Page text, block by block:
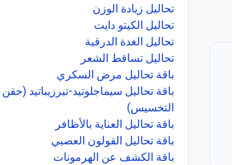
تحاليل زيادة الوزن
تحاليل الكيتو دايت
تحاليل الغدة الدرقية
تحاليل تساقط الشعر
باقة تحاليل مرض السكري
باقة تحاليل سيماجلوتيد-تيرزيباتيد (حقن
التخسيس)
باقة تحاليل العناية بالأظافر
باقة تحاليل القولون العصبي
باقة الكشف عن الهرمونات